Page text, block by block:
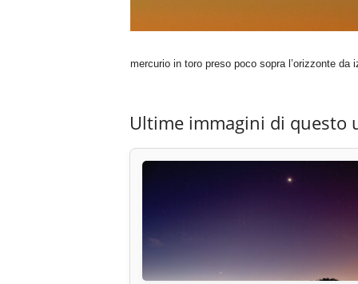
mercurio in toro preso poco sopra l’orizzonte da
Ultime immagini di questo